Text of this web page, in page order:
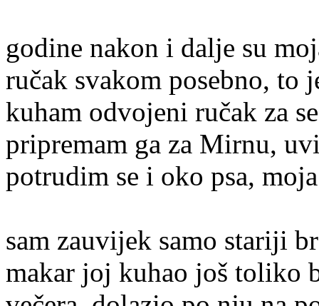
godine nakon i dalje su
ručak svakom posebno, to
kuham odvojeni ručak za
pripremam ga za Mirnu,
potrudim se i oko psa,
sam zauvijek samo stariji
makar joj kuhao još toliko